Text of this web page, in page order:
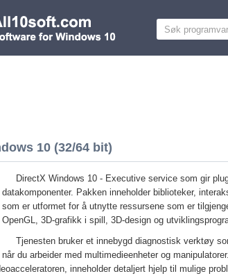
10 (32/64 bit)
DirectX Windows 10 - Executive service som gir
datakomponenter. Pakken inneholder biblioteker,
som er utformet for å utnytte ressursene som er
OpenGL, 3D-grafikk i spill, 3D-design og
Tjenesten bruker et innebygd diagnostisk verktøy
når du arbeider med multimedieenheter og
inneholder detaljert hjelp til mulige